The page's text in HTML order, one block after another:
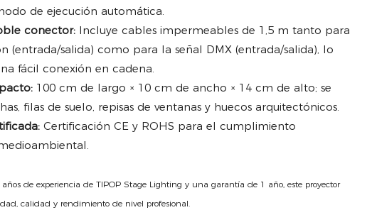
de ejecución automática.
conector: Incluye cables impermeables de 1,5 m tanto para
(entrada/salida) como para la señal DMX (entrada/salida), lo
fácil conexión en cadena.
100 cm de largo × 10 cm de ancho × 14 cm de alto; se
filas de suelo, repisas de ventanas y huecos arquitectónicos.
Certificación CE y ROHS para el cumplimiento
de experiencia de TIPOP Stage Lighting y una garantía de 1 año, este proyector
calidad y rendimiento de nivel profesional.